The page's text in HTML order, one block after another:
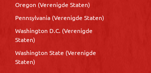
Oregon (Verenigde Staten)
Pennsylvania (Verenigde Staten)
Washington D.C. (Verenigde
Staten)
Washington State (Verenigde
Staten)